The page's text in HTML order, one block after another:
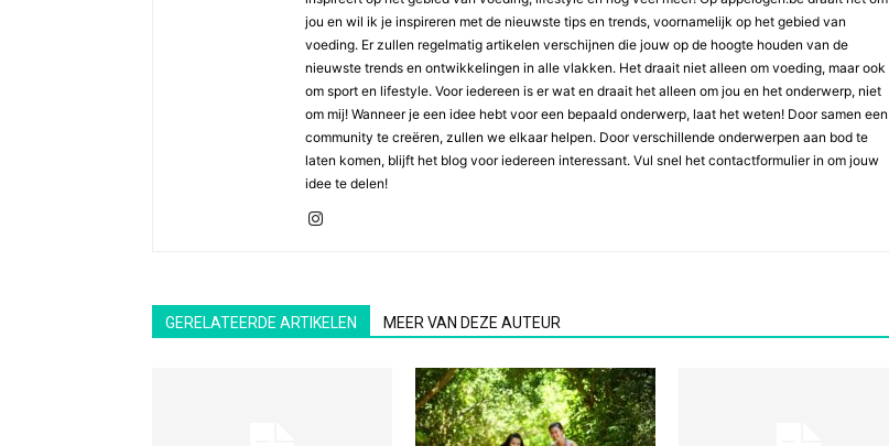
jou en wil ik je inspireren met de nieuwste tips en trends, voornamelijk op het gebied van
voeding. Er zullen regelmatig artikelen verschijnen die jouw op de hoogte houden van de
nieuwste trends en ontwikkelingen in alle vlakken. Het draait niet alleen om voeding, maar ook
om sport en lifestyle. Voor iedereen is er wat en draait het alleen om jou en het onderwerp, niet
om mij! Wanneer je een idee hebt voor een bepaald onderwerp, laat het weten! Door samen een
community te creëren, zullen we elkaar helpen. Door verschillende onderwerpen aan bod te
laten komen, blijft het blog voor iedereen interessant. Vul snel het contactformulier in om jouw
idee te delen!
GERELATEERDE ARTIKELEN MEER VAN DEZE AUTEUR